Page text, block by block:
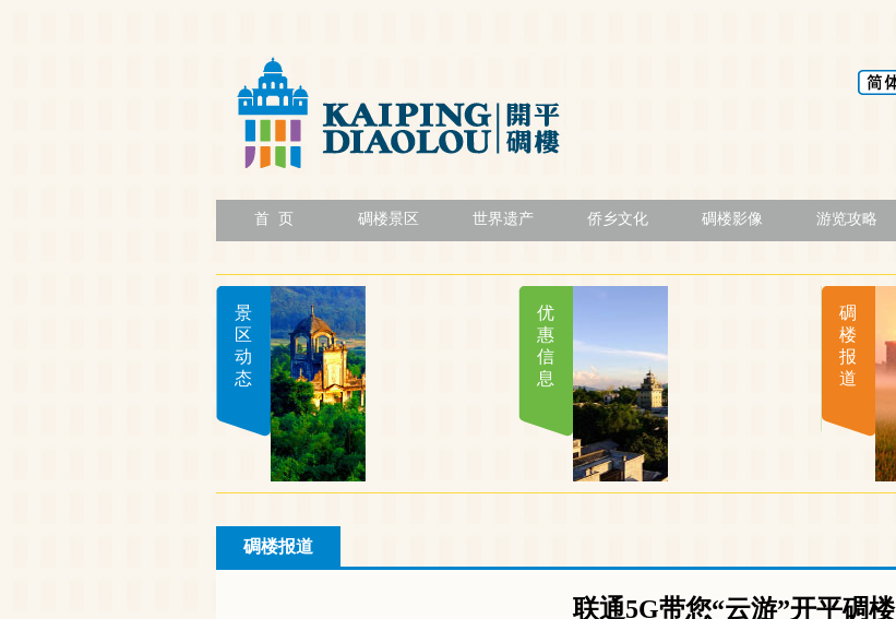
首 页 碉楼景区 世界遗产 侨乡文化 碉楼影像 游览攻略
景
区
动
态
优
惠
信
息
碉
楼
报
道
碉楼报道
联通5G带您“云游”开平碉楼